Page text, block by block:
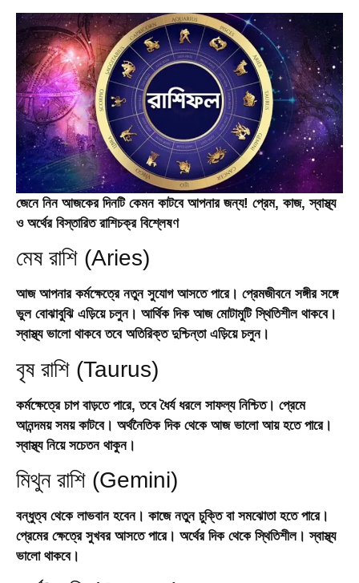
জেনে নিন আজকের দিনটি কেমন কাটবে আপনার জন্য! প্রেম, কাজ, স্বাস্থ্য
ও অর্থের বিস্তারিত রাশিচক্র বিশ্লেষণ
মেষ রাশি (Aries)
আজ আপনার কর্মক্ষেত্রে নতুন সুযোগ আসতে পারে। প্রেমজীবনে সঙ্গীর সঙ্গে
ভুল বোঝাবুঝি এড়িয়ে চলুন। আর্থিক দিক আজ মোটামুটি স্থিতিশীল থাকবে।
স্বাস্থ্য ভালো থাকবে তবে অতিরিক্ত দুশ্চিন্তা এড়িয়ে চলুন।
বৃষ রাশি (Taurus)
কর্মক্ষেত্রে চাপ বাড়তে পারে, তবে ধৈর্য ধরলে সাফল্য নিশ্চিত। প্রেমে
আনন্দময় সময় কাটবে। অর্থনৈতিক দিক থেকে আজ ভালো আয় হতে পারে।
স্বাস্থ্য নিয়ে সচেতন থাকুন।
মিথুন রাশি (Gemini)
বন্ধুত্ব থেকে লাভবান হবেন। কাজে নতুন চুক্তি বা সমঝোতা হতে পারে।
প্রেমের ক্ষেত্রে সুখবর আসতে পারে। অর্থের দিক থেকে স্থিতিশীল। স্বাস্থ্য
ভালো থাকবে।